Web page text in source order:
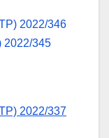
2022/346
2022/345
2022/337